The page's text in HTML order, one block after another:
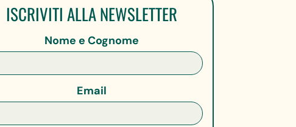
ISCRIVITI ALLA NEWSLETTER
Nome e Cognome
Email